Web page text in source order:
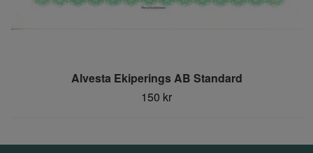
Alvesta Ekiperings AB Standard
150 kr